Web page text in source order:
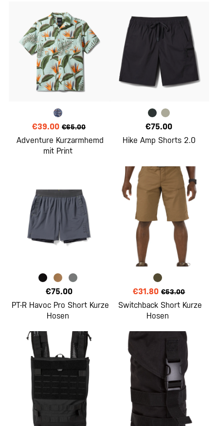
€39.00 €65.00
Adventure Kurzarmhemd
mit Print
€75.00
Hike Amp Shorts 2.0
€75.00
PT-R Havoc Pro Short Kurze
Hosen
€31.80 €53.00
Switchback Short Kurze
Hosen